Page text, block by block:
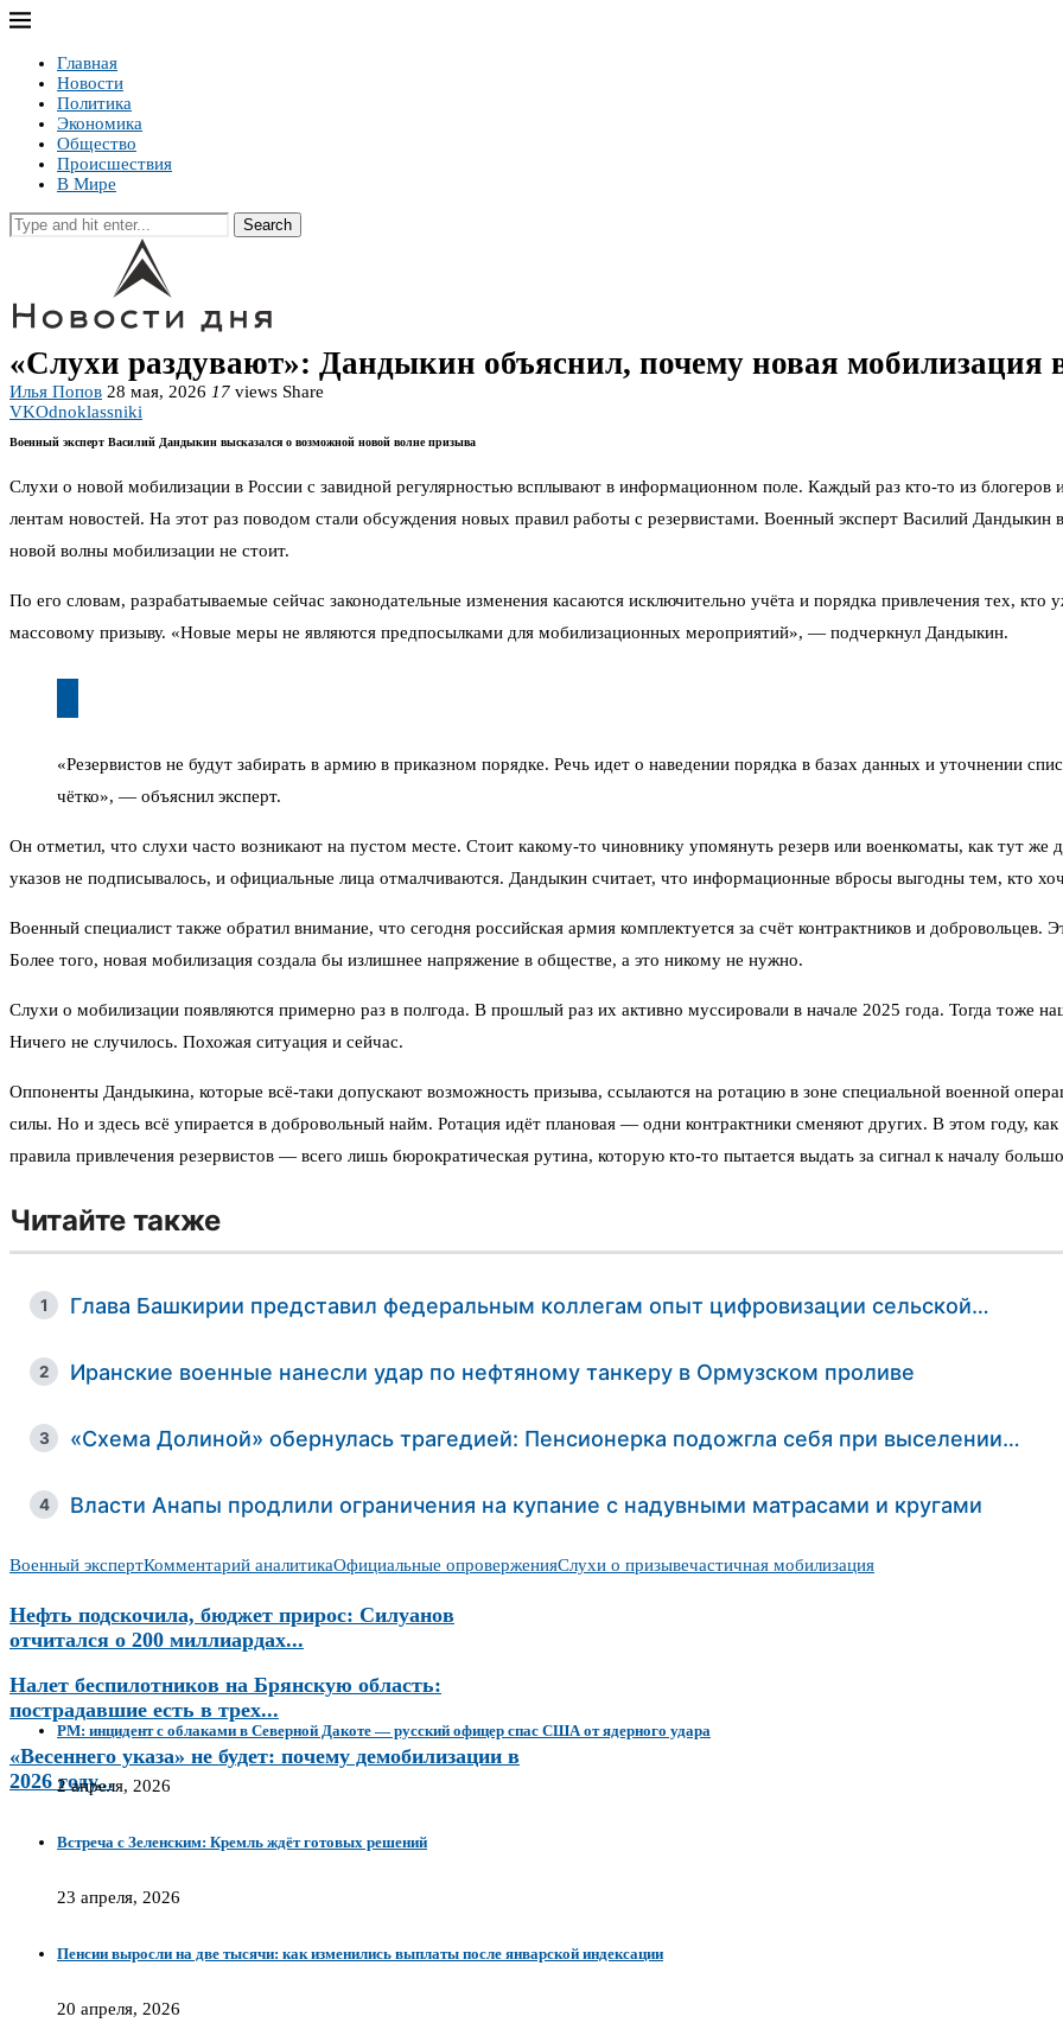
Главная
Новости
Политика
Экономика
Общество
Происшествия
В Мире
Search
«Слухи раздувают»: Дандыкин объяснил, почему новая мобилизация
Илья Попов 28 мая, 2026 17 views Share
VKOdnoklassniki
Военный эксперт Василий Дандыкин высказался о возможной новой волне призыва
Слухи о новой мобилизации в России с завидной регулярностью всплывают в информационном поле. Каждый раз кто-то из блогеров
лентам новостей. На этот раз поводом стали обсуждения новых правил работы с резервистами. Военный эксперт Василий Дандыкин
новой волны мобилизации не стоит.
По его словам, разрабатываемые сейчас законодательные изменения касаются исключительно учёта и порядка привлечения тех, кто
массовому призыву. «Новые меры не являются предпосылками для мобилизационных мероприятий», — подчеркнул Дандыкин.
«Резервистов не будут забирать в армию в приказном порядке. Речь идет о наведении порядка в базах данных и уточнении
чётко», — объяснил эксперт.
Он отметил, что слухи часто возникают на пустом месте. Стоит какому-то чиновнику упомянуть резерв или военкоматы, как тут
указов не подписывалось, и официальные лица отмалчиваются. Дандыкин считает, что информационные вбросы выгодны тем, кто
Военный специалист также обратил внимание, что сегодня российская армия комплектуется за счёт контрактников и
Более того, новая мобилизация создала бы излишнее напряжение в обществе, а это никому не нужно.
Слухи о мобилизации появляются примерно раз в полгода. В прошлый раз их активно муссировали в начале 2025 года. Тогда тоже
Ничего не случилось. Похожая ситуация и сейчас.
Оппоненты Дандыкина, которые всё-таки допускают возможность призыва, ссылаются на ротацию в зоне специальной военной
силы. Но и здесь всё упирается в добровольный найм. Ротация идёт плановая — одни контрактники сменяют других. В этом году,
правила привлечения резервистов — всего лишь бюрократическая рутина, которую кто-то пытается выдать за сигнал к началу
Читайте также
1 Глава Башкирии представил федеральным коллегам опыт цифровизации сельской…
2 Иранские военные нанесли удар по нефтяному танкеру в Ормузском проливе
3 «Схема Долиной» обернулась трагедией: Пенсионерка подожгла себя при выселении…
4 Власти Анапы продлили ограничения на купание с надувными матрасами и кругами
Военный экспертКомментарий аналитикаОфициальные опроверженияСлухи о призывечастичная мобилизация
Нефть подскочила, бюджет прирос: Силуанов
отчитался о 200 миллиардах...
Налет беспилотников на Брянскую область:
пострадавшие есть в трех...
«Весеннего указа» не будет: почему демобилизации в
2026 году...
PM: инцидент с облаками в Северной Дакоте — русский офицер спас США от ядерного удара
2 апреля, 2026
Встреча с Зеленским: Кремль ждёт готовых решений
23 апреля, 2026
Пенсии выросли на две тысячи: как изменились выплаты после январской индексации
20 апреля, 2026